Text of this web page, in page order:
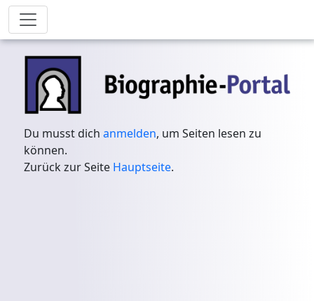
Du musst dichanmelden, um Seiten lesen zu
können.
Zurück zur Seite Hauptseite.